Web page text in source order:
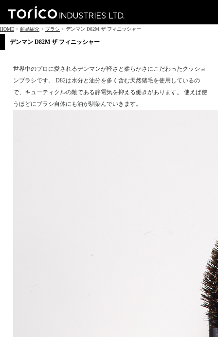
HOME > 商品紹介 > ブラシ > デンマン D82M ザ フィニッシャー
デンマン D82M ザ フィニッシャー
世界中のプロに愛されるデンマンが軽さと柔らかさにこだわったクッショ
ンブラシです。 D82は水分と油分を多く含む天然猪毛を使用しているの
で、キューティクルの敵である静電気を抑える働きがあります。 使えば使
うほどにブラシ自体にも油が馴染んでいきます。